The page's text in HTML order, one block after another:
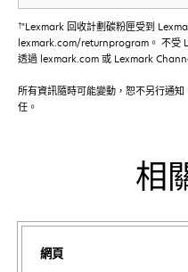
†"Lexmark 回收計劃碳粉匣受到
lexmark.com/returnprogram。 不受
透過 lexmark.com 或 Lexmark
所有資訊隨時可能變動，恕不另行通
任。
相
網頁